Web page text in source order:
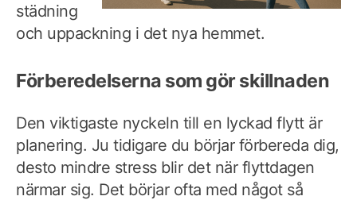
städning
och uppackning i det nya hemmet.
Förberedelserna som gör skillnaden
Den viktigaste nyckeln till en lyckad flytt är
planering. Ju tidigare du börjar förbereda dig,
desto mindre stress blir det när flyttdagen
närmar sig. Det börjar ofta med något så